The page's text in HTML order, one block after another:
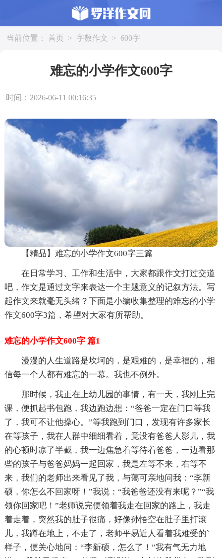
当前位置： 首页 > 字数作文 > 600字
难忘的小学作文600字
时间：2026-06-11 00:16:35
【精品】难忘的小学作文600字三篇
在日常学习、工作和生活中，大家都跟作文打过交道
吧，作文是通过文字来表达一个主题意义的记叙方法。写
起作文来就毫无头绪？下面是小编收集整理的难忘的小学
作文600字3篇，希望对大家有所帮助。
难忘的小学作文600字 篇1
漫漫的人生道路是坎坷的，是艰难的，是幸福的，相
信每一个人都有难忘的一幕。我也不例外。
那时候，我正在上幼儿园的事情，有一天，我刚上完
课，便抓起书包跑，我边跑边想：“爸爸一定在门口等我
了，我可不让他操心。”等我跑到门口，发现有许多家长
在等孩子，我在人群中细细看着，竟没有爸爸人影儿，我
的心顿时凉了半截，我一边焦急着等待着爸爸，一边看那
些的孩子与爸爸妈妈一起回家，我是左等不来，右等不
来，我们的老师出来看见了我，与蔼可亲地问我：“李新
硕，你怎么不回家呀！”我说：“我爸爸还没有来呢？”“我
领你回家吧！”老师说完便领着我走在回家的路上，我走
着走着，突然我的肚子很痛，好像孙悟空在肚子里打滚
儿，我蹲在地上，不走了，老师平易近人看着我难受的`
样子，便关心地问：“李新硕，怎么了！”我有气无力地